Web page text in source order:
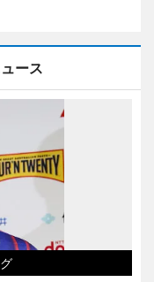
ース